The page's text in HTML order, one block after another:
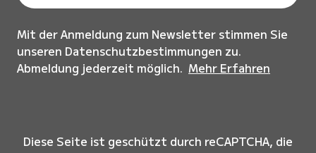
Mit der Anmeldung zum Newsletter stimmen Sie
unseren Datenschutzbestimmungen zu.
Abmeldung jederzeit möglich. Mehr Erfahren
Diese Seite ist geschützt durch reCAPTCHA, die